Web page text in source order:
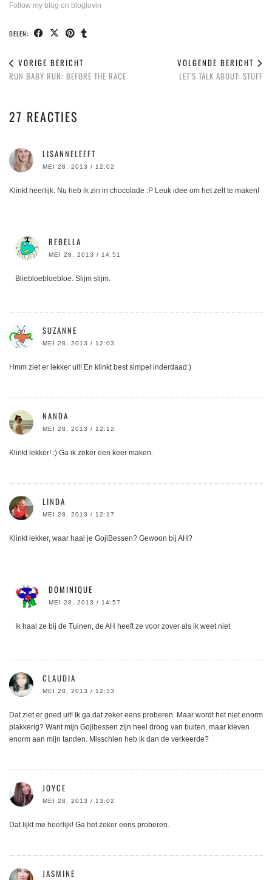
Follow my blog on bloglovin
DELEN:
VORIGE BERICHT
RUN BABY RUN: BEFORE THE RACE
VOLGENDE BERICHT
LET’S TALK ABOUT: STUFF
27 REACTIES
LISANNELEEFT
MEI 28, 2013 / 12:02
Klinkt heerlijk. Nu heb ik zin in chocolade :P Leuk idee om het zelf te maken!
REBELLA
MEI 28, 2013 / 14:51
Bliebloebloebloe. Slijm slijm.
SUZANNE
MEI 28, 2013 / 12:03
Hmm ziet er lekker uit! En klinkt best simpel inderdaad:)
NANDA
MEI 28, 2013 / 12:12
Klinkt lekker! :) Ga ik zeker een keer maken.
LINDA
MEI 28, 2013 / 12:17
Klinkt lekker, waar haal je GojiBessen? Gewoon bij AH?
DOMINIQUE
MEI 28, 2013 / 14:57
Ik haal ze bij de Tuinen, de AH heeft ze voor zover als ik weet niet
CLAUDIA
MEI 28, 2013 / 12:33
Dat ziet er goed uit! Ik ga dat zeker eens proberen. Maar wordt het niet enorm
plakkerig? Want mijn Gojibessen zijn heel droog van buiten, maar kleven
enorm aan mijn tanden. Misschien heb ik dan de verkeerde?
JOYCE
MEI 28, 2013 / 13:02
Dat lijkt me heerlijk! Ga het zeker eens proberen.
JASMINE